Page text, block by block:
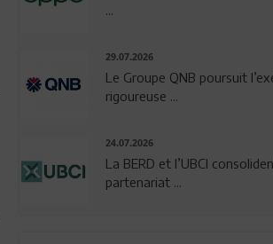
...
29.07.2026
Le Groupe QNB poursuit
rigoureuse ...
24.07.2026
La BERD et l’UBCI
partenariat ...